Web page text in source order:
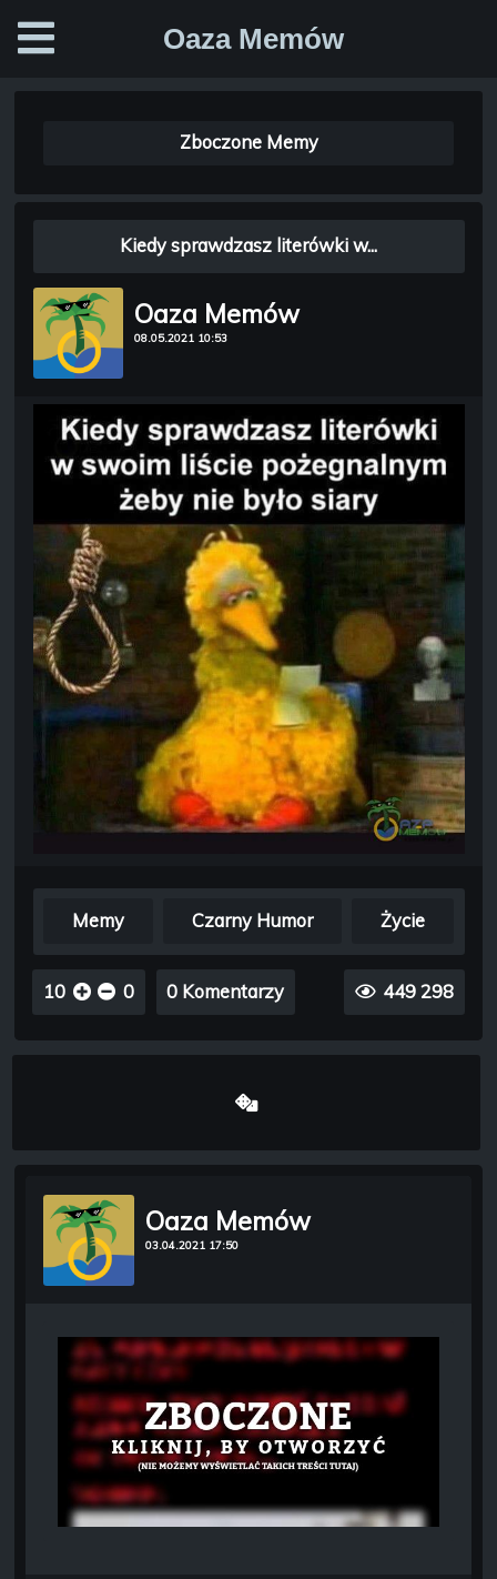
Oaza Memów
Zboczone Memy
Oaza Memów
08.05.2021 10:53
Kiedy sprawdzasz literówki w...
Memy Czarny Humor Życie
10 0 0 Komentarzy 449 298
Oaza Memów
03.04.2021 17:50